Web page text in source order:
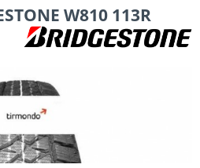
W810 113R